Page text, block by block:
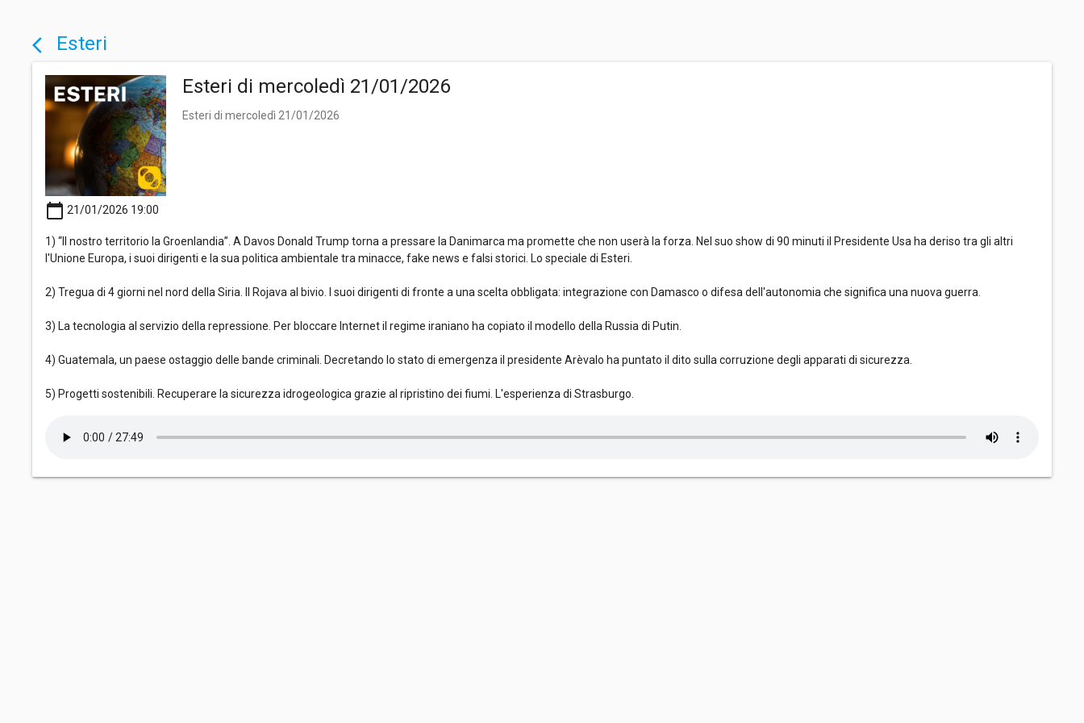
arrow_back_ios Esteri
Esteri di mercoledì 21/01/2026
Esteri di mercoledì 21/01/2026
calendar_today 21/01/2026 19:00
1) “Il nostro territorio la Groenlandia”. A Davos Donald Trump torna a pressare la Danimarca ma promette che non userà la forza. Nel suo show di 90 minuti il Presidente Usa ha deriso tra gli altri
l'Unione Europa, i suoi dirigenti e la sua politica ambientale tra minacce, fake news e falsi storici. Lo speciale di Esteri.
2) Tregua di 4 giorni nel nord della Siria. Il Rojava al bivio. I suoi dirigenti di fronte a una scelta obbligata: integrazione con Damasco o difesa dell'autonomia che significa una nuova guerra.
3) La tecnologia al servizio della repressione. Per bloccare Internet il regime iraniano ha copiato il modello della Russia di Putin.
4) Guatemala, un paese ostaggio delle bande criminali. Decretando lo stato di emergenza il presidente Arèvalo ha puntato il dito sulla corruzione degli apparati di sicurezza.
5) Progetti sostenibili. Recuperare la sicurezza idrogeologica grazie al ripristino dei fiumi. L'esperienza di Strasburgo.